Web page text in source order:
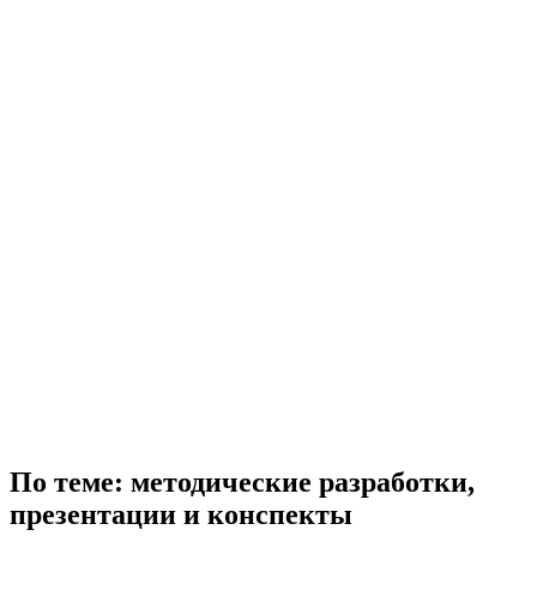
По теме: методические разработки,
презентации и конспекты